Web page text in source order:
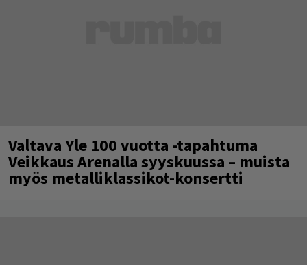
Valtava Yle 100 vuotta -tapahtuma
Veikkaus Arenalla syyskuussa – muista
myös metalliklassikot-konsertti